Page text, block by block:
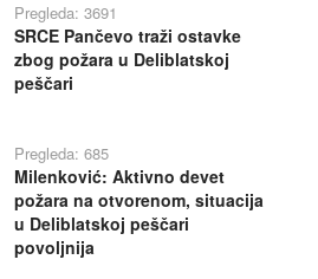
Pregleda: 3691
SRCE Pančevo traži ostavke
zbog požara u Deliblatskoj
peščari
Pregleda: 685
Milenković: Aktivno devet
požara na otvorenom, situacija
u Deliblatskoj peščari
povoljnija